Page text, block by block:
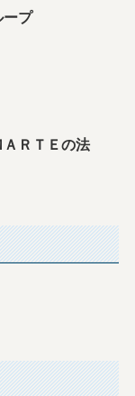
プ
ＲＴＥの法